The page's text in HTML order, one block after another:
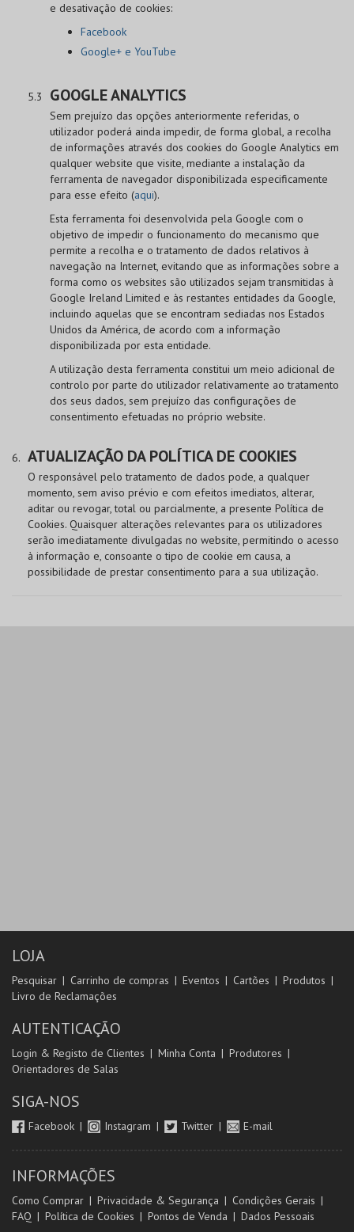
e desativação de cookies:
Facebook
Google+ e YouTube
GOOGLE ANALYTICS
Sem prejuízo das opções anteriormente referidas, o
utilizador poderá ainda impedir, de forma global, a recolha
de informações através dos cookies do Google Analytics em
qualquer website que visite, mediante a instalação da
ferramenta de navegador disponibilizada especificamente
para esse efeito (aqui).
Esta ferramenta foi desenvolvida pela Google com o
objetivo de impedir o funcionamento do mecanismo que
permite a recolha e o tratamento de dados relativos à
navegação na Internet, evitando que as informações sobre a
forma como os websites são utilizados sejam transmitidas à
Google Ireland Limited e às restantes entidades da Google,
incluindo aquelas que se encontram sediadas nos Estados
Unidos da América, de acordo com a informação
disponibilizada por esta entidade.
A utilização desta ferramenta constitui um meio adicional de
controlo por parte do utilizador relativamente ao tratamento
dos seus dados, sem prejuízo das configurações de
consentimento efetuadas no próprio website.
ATUALIZAÇÃO DA POLÍTICA DE COOKIES
O responsável pelo tratamento de dados pode, a qualquer
momento, sem aviso prévio e com efeitos imediatos, alterar,
aditar ou revogar, total ou parcialmente, a presente Política de
Cookies. Quaisquer alterações relevantes para os utilizadores
serão imediatamente divulgadas no website, permitindo o acesso
à informação e, consoante o tipo de cookie em causa, a
possibilidade de prestar consentimento para a sua utilização.
LOJA
Pesquisar Carrinho de compras Eventos Cartões
Produtos
Livro de Reclamações
AUTENTICAÇÃO
Login & Registo de Clientes Minha Conta
Produtores
Orientadores de Salas
SIGA-NOS
Facebook Instagram Twitter E-mail
INFORMAÇÕES
Como Comprar Privacidade & Segurança
Condições Gerais
FAQ
Política de Cookies Pontos de Venda Dados Pessoais